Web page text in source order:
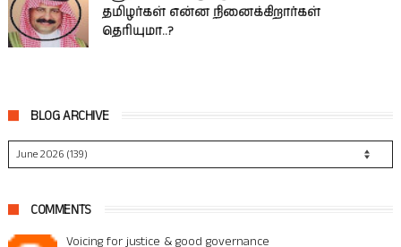
தமிழர்கள் என்ன நினைக்கிறார்கள்
தெரியுமா..?
BLOG ARCHIVE
COMMENTS
Voicing for justice & good governance